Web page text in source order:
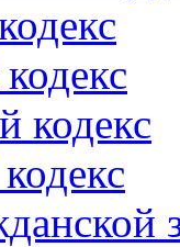
кодекс